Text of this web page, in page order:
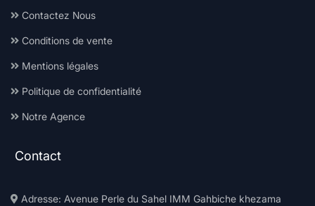
Contactez Nous
Conditions de vente
Mentions légales
Politique de confidentialité
Notre Agence
Contact
Adresse: Avenue Perle du Sahel IMM Gahbiche khezama